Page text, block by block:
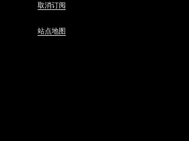
取消订阅
站点地图